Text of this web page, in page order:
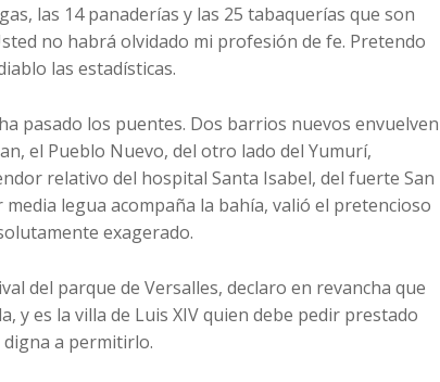
las 14 panaderías y las 25 tabaquerías que son
no habrá olvidado mi profesión de fe. Pretendo
las estadísticas.
pasado los puentes. Dos barrios nuevos envuelven
el Pueblo Nuevo, del otro lado del Yumurí,
relativo del hospital Santa Isabel, del fuerte San
legua acompaña la bahía, valió el pretencioso
exagerado.
del parque de Versalles, declaro en revancha que
y es la villa de Luis XIV quien debe pedir prestado
a permitirlo.